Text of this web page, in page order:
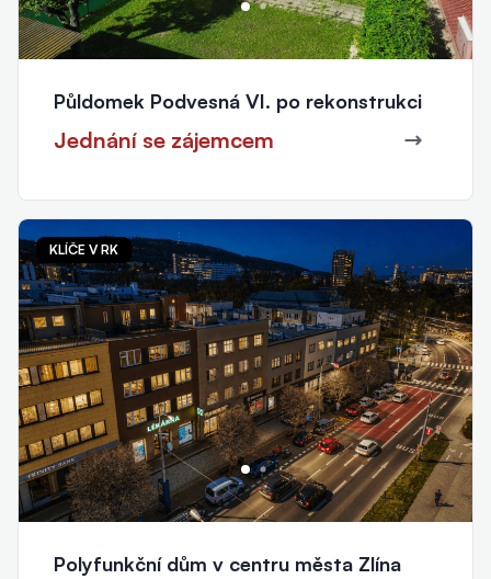
Půldomek Podvesná VI. po rekonstrukci
Jednání se zájemcem
KLÍČE V RK
Polyfunkční dům v centru města Zlína